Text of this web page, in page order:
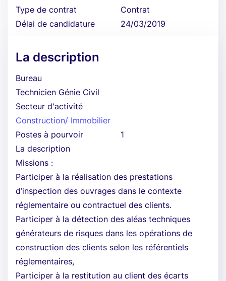
Type de contrat
Contrat
Délai de candidature
24/03/2019
La description
Bureau
Technicien Génie Civil
Secteur d'activité
Construction/ Immobilier
Postes à pourvoir
1
La description
Missions :
Participer à la réalisation des prestations
d’inspection des ouvrages dans le contexte
réglementaire ou contractuel des clients.
Participer à la détection des aléas techniques
générateurs de risques dans les opérations de
construction des clients selon les référentiels
réglementaires,
Participer à la restitution au client des écarts